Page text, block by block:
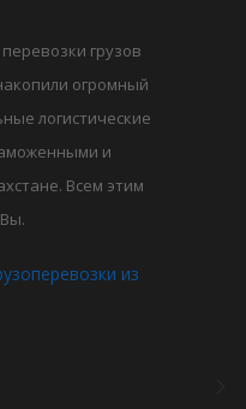
грузов
огромный
логистические
и
Всем этим
из